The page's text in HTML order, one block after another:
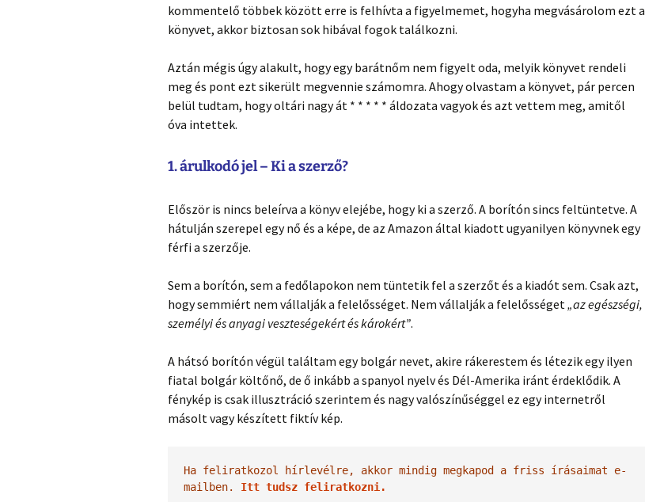
kommentelő többek között erre is felhívta a figyelmemet, hogyha megvásárolom ezt a
könyvet, akkor biztosan sok hibával fogok találkozni.
Aztán mégis úgy alakult, hogy egy barátnőm nem figyelt oda, melyik könyvet rendeli
meg és pont ezt sikerült megvennie számomra. Ahogy olvastam a könyvet, pár percen
belül tudtam, hogy oltári nagy át * * * * * áldozata vagyok és azt vettem meg, amitől
óva intettek.
1. árulkodó jel – Ki a szerző?
Először is nincs beleírva a könyv elejébe, hogy ki a szerző. A borítón sincs feltüntetve. A
hátulján szerepel egy nő és a képe, de az Amazon által kiadott ugyanilyen könyvnek egy
férfi a szerzője.
Sem a borítón, sem a fedőlapokon nem tüntetik fel a szerzőt és a kiadót sem. Csak azt,
hogy semmiért nem vállalják a felelősséget. Nem vállalják a felelősséget „az egészségi,
személyi és anyagi veszteségekért és károkért”.
A hátsó borítón végül találtam egy bolgár nevet, akire rákerestem és létezik egy ilyen
fiatal bolgár költőnő, de ő inkább a spanyol nyelv és Dél-Amerika iránt érdeklődik. A
fénykép is csak illusztráció szerintem és nagy valószínűséggel ez egy internetről
másolt vagy készített fiktív kép.
Ha feliratkozol hírlevélre, akkor mindig megkapod a friss írásaimat e-
mailben. Itt tudsz feliratkozni.